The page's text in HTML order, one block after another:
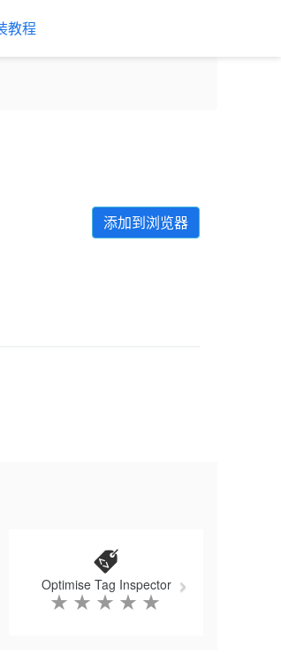
教程
添加到浏览器
Optimise Tag Inspector
★ ★ ★ ★ ★